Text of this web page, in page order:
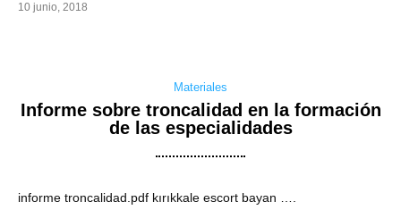
10 junio, 2018
Materiales
Informe sobre troncalidad en la formación
de las especialidades
informe troncalidad.pdf kırıkkale escort bayan ….